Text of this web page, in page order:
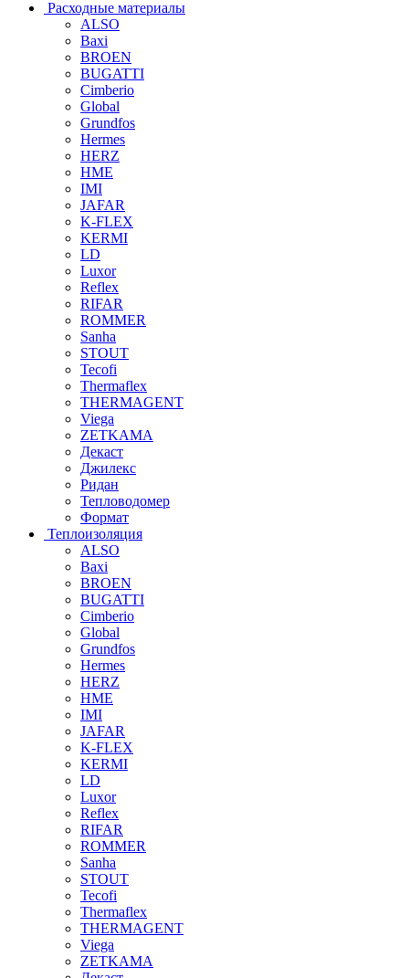
Расходные материалы
ALSO
Baxi
BROEN
BUGATTI
Cimberio
Global
Grundfos
Hermes
HERZ
HME
IMI
JAFAR
K-FLEX
KERMI
LD
Luxor
Reflex
RIFAR
ROMMER
Sanha
STOUT
Tecofi
Thermaflex
THERMAGENT
Viega
ZETKAMA
Декаст
Джилекс
Ридан
Тепловодомер
Формат
Теплоизоляция
ALSO
Baxi
BROEN
BUGATTI
Cimberio
Global
Grundfos
Hermes
HERZ
HME
IMI
JAFAR
K-FLEX
KERMI
LD
Luxor
Reflex
RIFAR
ROMMER
Sanha
STOUT
Tecofi
Thermaflex
THERMAGENT
Viega
ZETKAMA